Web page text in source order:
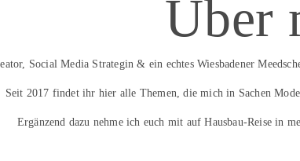
Über
Social Media Strategin & ein echtes Wiesbadener
Seit 2017 findet ihr hier alle Themen, die mich in Sachen
Ergänzend dazu nehme ich euch mit auf Hausbau-Reise in